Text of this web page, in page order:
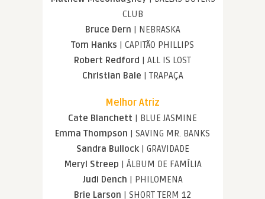
CLUB
Bruce Dern | NEBRASKA
Tom Hanks | CAPITÃO PHILLIPS
Robert Redford | ALL IS LOST
Christian Bale | TRAPAÇA
Melhor Atriz
Cate Blanchett | BLUE JASMINE
Emma Thompson | SAVING MR. BANKS
Sandra Bullock| GRAVIDADE
Meryl Streep | ÁLBUM DE FAMÍLIA
Judi Dench | PHILOMENA
Brie Larson | SHORT TERM 12